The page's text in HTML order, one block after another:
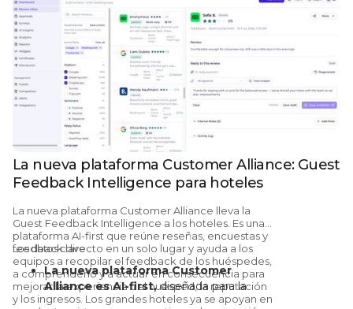
La nueva plataforma Customer Alliance: Guest
Feedback Intelligence para hoteles
La nueva plataforma Customer Alliance lleva la
Guest Feedback Intelligence a los hoteles. Es una
plataforma AI-first que reúne reseñas, encuestas y
feedback directo en un solo lugar y ayuda a los
equipos a recopilar el feedback de los huéspedes,
a comprenderlo y a actuar en consecuencia para
mejorar la experiencia del huésped, la reputación
y los ingresos. Los grandes hoteles ya se apoyan en
Los datos clave
La nueva plataforma Customer
Alliance es AI-first,diseñada para la
gestión de la reputación y la Guest